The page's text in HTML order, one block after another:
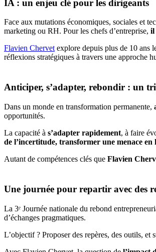
IA : un enjeu clé pour les dirigeants
Face aux mutations économiques, sociales et
marketing ou RH. Pour les chefs d’entreprise, il
Flavien Chervet explore depuis plus de 10 ans
réflexions stratégiques à travers une approche
Anticiper, s’adapter, rebondir : un
Dans un monde en transformation permanente,
opportunités.
La capacité à s’adapter rapidement, à faire
de l’incertitude, transformer une menace
Autant de compétences clés que Flavien
Une journée pour repartir avec des
La 3ᵉ Journée nationale du rebond
d’échanges pragmatiques.
L’objectif ? Proposer des repères, des outils,